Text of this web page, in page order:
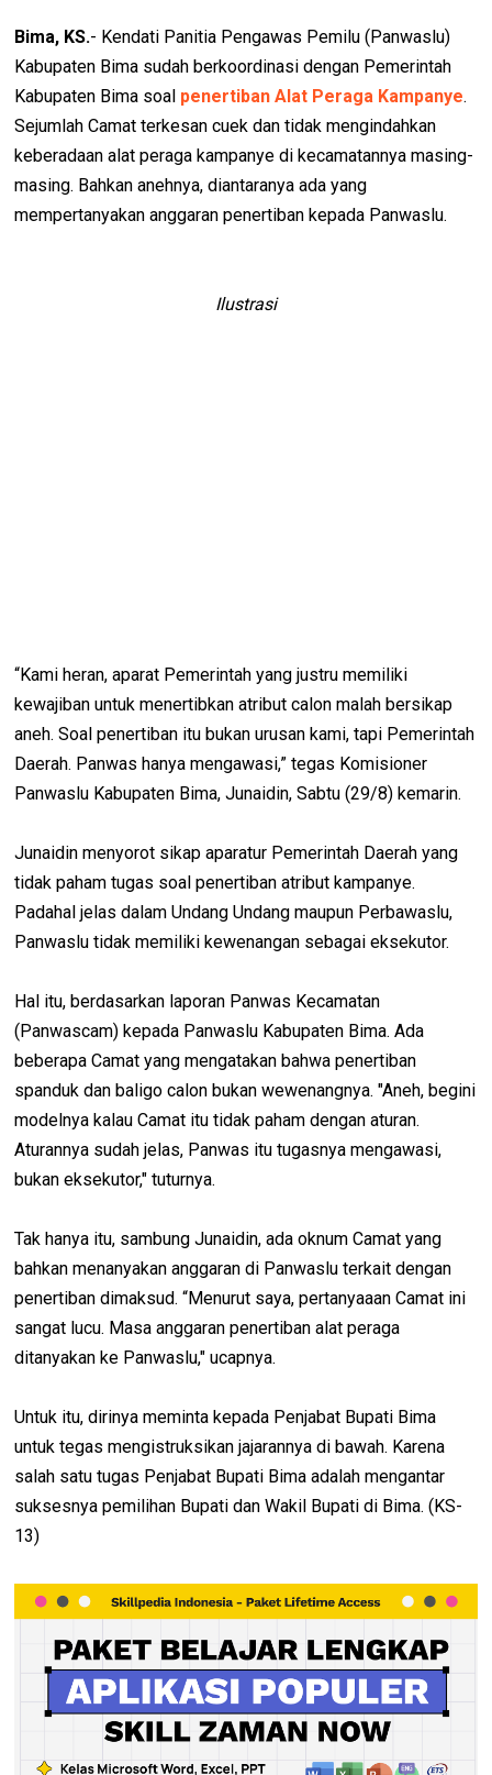
Bima, KS.- Kendati Panitia Pengawas Pemilu (Panwaslu)
Kabupaten Bima sudah berkoordinasi dengan Pemerintah
Kabupaten Bima soal penertiban Alat Peraga Kampanye.
Sejumlah Camat terkesan cuek dan tidak mengindahkan
keberadaan alat peraga kampanye di kecamatannya masing-
masing. Bahkan anehnya, diantaranya ada yang
mempertanyakan anggaran penertiban kepada Panwaslu.
Ilustrasi
“Kami heran, aparat Pemerintah yang justru memiliki
kewajiban untuk menertibkan atribut calon malah bersikap
aneh. Soal penertiban itu bukan urusan kami, tapi Pemerintah
Daerah. Panwas hanya mengawasi,” tegas Komisioner
Panwaslu Kabupaten Bima, Junaidin, Sabtu (29/8) kemarin.
Junaidin menyorot sikap aparatur Pemerintah Daerah yang
tidak paham tugas soal penertiban atribut kampanye.
Padahal jelas dalam Undang Undang maupun Perbawaslu,
Panwaslu tidak memiliki kewenangan sebagai eksekutor.
Hal itu, berdasarkan laporan Panwas Kecamatan
(Panwascam) kepada Panwaslu Kabupaten Bima. Ada
beberapa Camat yang mengatakan bahwa penertiban
spanduk dan baligo calon bukan wewenangnya. "Aneh, begini
modelnya kalau Camat itu tidak paham dengan aturan.
Aturannya sudah jelas, Panwas itu tugasnya mengawasi,
bukan eksekutor," tuturnya.
Tak hanya itu, sambung Junaidin, ada oknum Camat yang
bahkan menanyakan anggaran di Panwaslu terkait dengan
penertiban dimaksud. “Menurut saya, pertanyaaan Camat ini
sangat lucu. Masa anggaran penertiban alat peraga
ditanyakan ke Panwaslu," ucapnya.
Untuk itu, dirinya meminta kepada Penjabat Bupati Bima
untuk tegas mengistruksikan jajarannya di bawah. Karena
salah satu tugas Penjabat Bupati Bima adalah mengantar
suksesnya pemilihan Bupati dan Wakil Bupati di Bima. (KS-
13)